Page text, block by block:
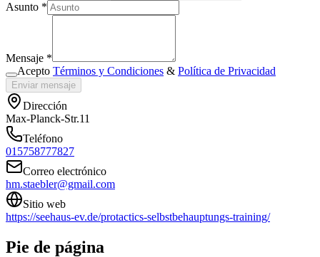
Asunto *
Mensaje *
Acepto Términos y Condiciones & Política de Privacidad
Enviar mensaje
Dirección
Max-Planck-Str.11
Teléfono
015758777827
Correo electrónico
hm.staebler@gmail.com
Sitio web
https://seehaus-ev.de/protactics-selbstbehauptungs-training/
Pie de página